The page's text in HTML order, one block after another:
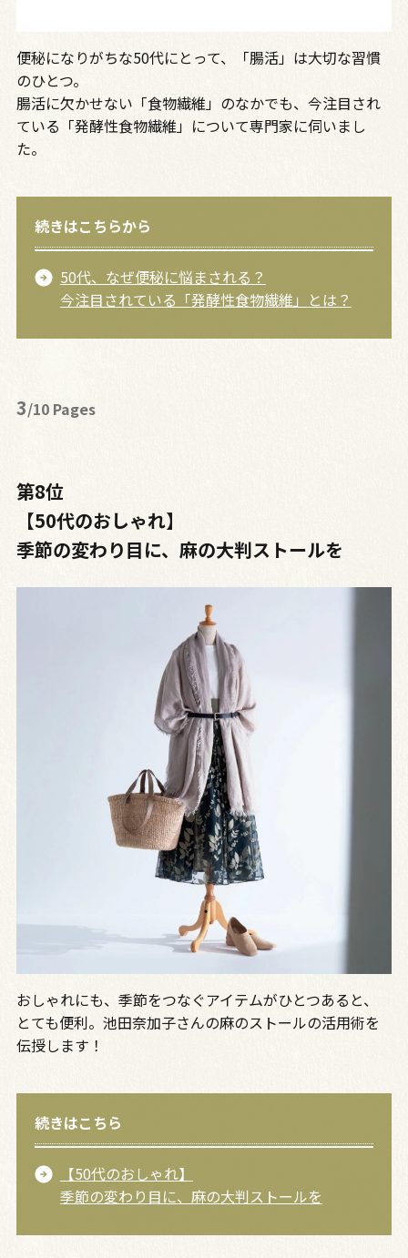
便秘になりがちな50代にとって、「腸活」は大切な習慣
のひとつ。
腸活に欠かせない「食物繊維」のなかでも、今注目され
ている「発酵性食物繊維」について専門家に伺いまし
た。
続きはこちらから
50代、なぜ便秘に悩まされる？
今注目されている「発酵性食物繊維」とは？
3/10 Pages
第8位
【50代のおしゃれ】
季節の変わり目に、麻の大判ストールを
おしゃれにも、季節をつなぐアイテムがひとつあると、
とても便利。池田奈加子さんの麻のストールの活用術を
伝授します！
続きはこちら
【50代のおしゃれ】
季節の変わり目に、麻の大判ストールを